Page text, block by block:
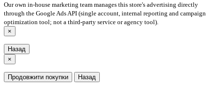
Our own in-house marketing team manages this store's advertising directly
through the Google Ads API (single account, internal reporting and campaign
optimization tool; not a third-party service or agency tool).
×
Назад
×
Продовжити покупки Назад